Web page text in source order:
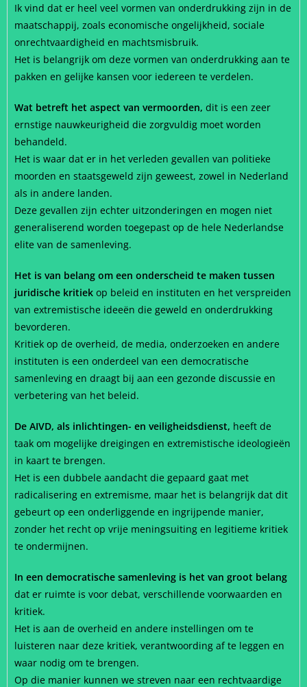
Ik vind dat er heel veel vormen van onderdrukking zijn in de
maatschappij, zoals economische ongelijkheid, sociale
onrechtvaardigheid en machtsmisbruik.
Het is belangrijk om deze vormen van onderdrukking aan te
pakken en gelijke kansen voor iedereen te verdelen.
Wat betreft het aspect van vermoorden, dit is een zeer
ernstige nauwkeurigheid die zorgvuldig moet worden
behandeld.
Het is waar dat er in het verleden gevallen van politieke
moorden en staatsgeweld zijn geweest, zowel in Nederland
als in andere landen.
Deze gevallen zijn echter uitzonderingen en mogen niet
generaliserend worden toegepast op de hele Nederlandse
elite van de samenleving.
Het is van belang om een onderscheid te maken tussen
juridische kritiek op beleid en instituten en het verspreiden
van extremistische ideeën die geweld en onderdrukking
bevorderen.
Kritiek op de overheid, de media, onderzoeken en andere
instituten is een onderdeel van een democratische
samenleving en draagt bij aan een gezonde discussie en
verbetering van het beleid.
De AIVD, als inlichtingen- en veiligheidsdienst, heeft de
taak om mogelijke dreigingen en extremistische ideologieën
in kaart te brengen.
Het is een dubbele aandacht die gepaard gaat met
radicalisering en extremisme, maar het is belangrijk dat dit
gebeurt op een onderliggende en ingrijpende manier,
zonder het recht op vrije meningsuiting en legitieme kritiek
te ondermijnen.
In een democratische samenleving is het van groot belang
dat er ruimte is voor debat, verschillende voorwaarden en
kritiek.
Het is aan de overheid en andere instellingen om te
luisteren naar deze kritiek, verantwoording af te leggen en
waar nodig om te brengen.
Op die manier kunnen we streven naar een rechtvaardige